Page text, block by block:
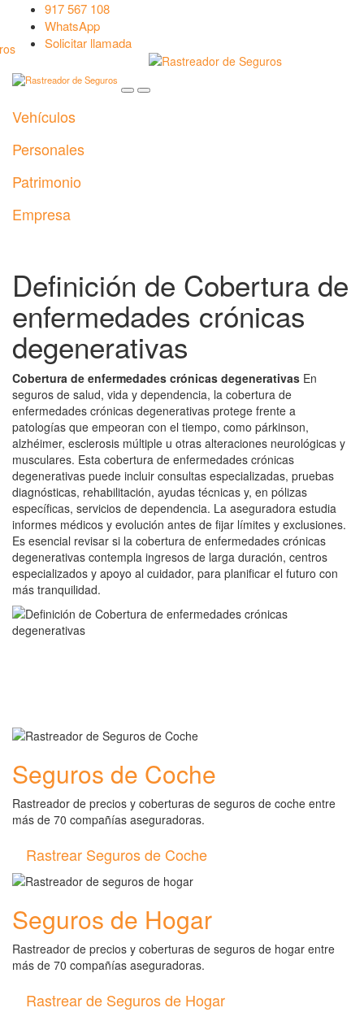
917 567 108
WhatsApp
Solicitar llamada
Vehículos
Personales
Patrimonio
Empresa
Definición de Cobertura de
enfermedades crónicas
degenerativas
Cobertura de enfermedades crónicas degenerativas En
seguros de salud, vida y dependencia, la cobertura de
enfermedades crónicas degenerativas protege frente a
patologías que empeoran con el tiempo, como párkinson,
alzhéimer, esclerosis múltiple u otras alteraciones neurológicas y
musculares. Esta cobertura de enfermedades crónicas
degenerativas puede incluir consultas especializadas, pruebas
diagnósticas, rehabilitación, ayudas técnicas y, en pólizas
específicas, servicios de dependencia. La aseguradora estudia
informes médicos y evolución antes de fijar límites y exclusiones.
Es esencial revisar si la cobertura de enfermedades crónicas
degenerativas contempla ingresos de larga duración, centros
especializados y apoyo al cuidador, para planificar el futuro con
más tranquilidad.
Seguros de Coche
Rastreador de precios y coberturas de seguros de coche entre
más de 70 compañías aseguradoras.
Rastrear Seguros de Coche
Seguros de Hogar
Rastreador de precios y coberturas de seguros de hogar entre
más de 70 compañías aseguradoras.
Rastrear de Seguros de Hogar